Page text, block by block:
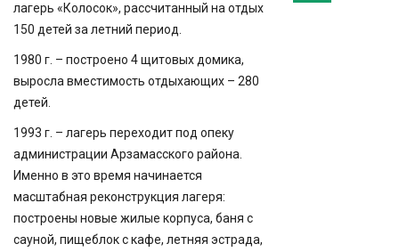
лагерь «Колосок», рассчитанный на отдых
150 детей за летний период.
1980 г. – построено 4 щитовых домика,
выросла вместимость отдыхающих – 280
детей.
1993 г. – лагерь переходит под опеку
администрации Арзамасского района.
Именно в это время начинается
масштабная реконструкция лагеря:
построены новые жилые корпуса, баня с
сауной, пищеблок с кафе, летняя эстрада,